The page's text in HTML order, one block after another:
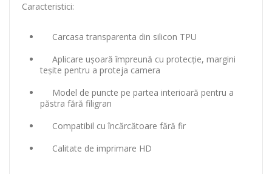
Caracteristici:
Carcasa transparenta din silicon TPU
Aplicare ușoară împreună cu protecție, margini
teșite pentru a proteja camera
Model de puncte pe partea interioară pentru a
păstra fără filigran
Compatibil cu încărcătoare fără fir
Calitate de imprimare HD